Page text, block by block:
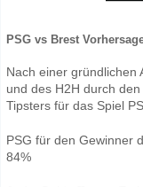
PSG vs Brest
Nach einer gründlichen
und des H2H durch
Tipsters für das Spiel
PSG für den Gewinner
84%